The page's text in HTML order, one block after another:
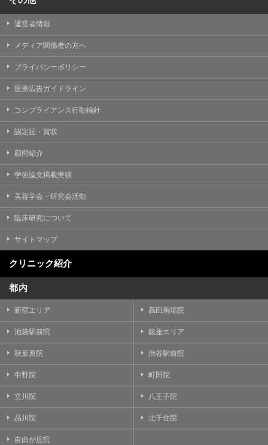
運営者情報
メディア関係者の方へ
プライバシーポリシー
医療広告ガイドライン
コンプライアンス行動指針
認定証・賞状
顧問紹介
学術論文掲載実績
美容学会・研究会活動
臨床研究について
サイトマップ
クリニック紹介
都内
新宿エリア 高田馬場院
池袋駅前院 銀座エリア
秋葉原院 渋谷駅前院
中野院 町田院
立川院 八王子院
品川院 北千住院
自由が丘院